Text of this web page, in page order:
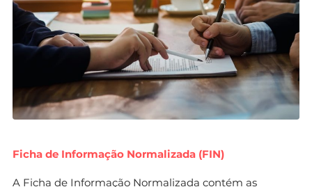
Ficha de Informação Normalizada (FIN)
A Ficha de Informação Normalizada contém as